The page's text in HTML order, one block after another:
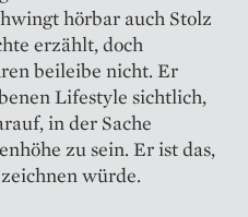
hörbar auch Stolz
erzählt, doch
beileibe nicht. Er
Lifestyle sichtlich,
in der Sache
zu sein. Er ist das,
würde.